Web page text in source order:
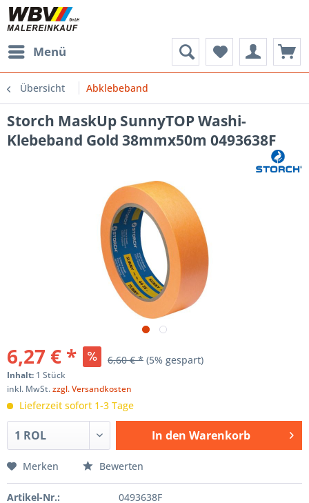
Menü
Übersicht Abklebeband
Storch MaskUp SunnyTOP Washi-
Klebeband Gold 38mmx50m 0493638F
6,27 € * 6,60 € * (5% gespart)
Inhalt: 1 Stück
inkl. MwSt.zzgl. Versandkosten
Lieferzeit sofort 1-3 Tage
In den Warenkorb
Merken Bewerten
Artikel-Nr.:
0493638F